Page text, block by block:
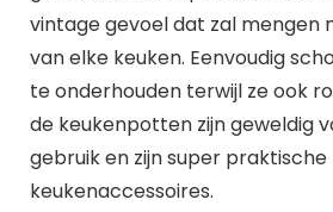
vintage gevoel dat zal mengen
van elke keuken. Eenvoudig
te onderhouden terwijl ze ook
de keukenpotten zijn geweldig
gebruik en zijn super praktische
keukenaccessoires.